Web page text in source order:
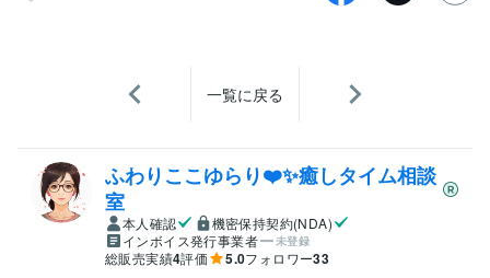
一覧に戻る
ふわりここゆらり❤️✨癒しタイム相談
室
本人確認
機密保持契約(NDA)
インボイス発行事業者
未登録
総販売実績4評価 5.0フォロワー33